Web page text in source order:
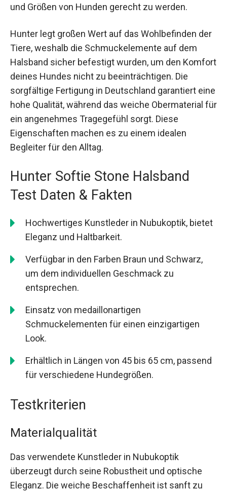
und Größen von Hunden gerecht zu werden.
Hunter legt großen Wert auf das Wohlbefinden der
Tiere, weshalb die Schmuckelemente auf dem
Halsband sicher befestigt wurden, um den Komfort
deines Hundes nicht zu beeinträchtigen. Die
sorgfältige Fertigung in Deutschland garantiert eine
hohe Qualität, während das weiche Obermaterial für
ein angenehmes Tragegefühl sorgt. Diese
Eigenschaften machen es zu einem idealen
Begleiter für den Alltag.
Hunter Softie Stone Halsband
Test Daten & Fakten
Hochwertiges Kunstleder in Nubukoptik, bietet
Eleganz und Haltbarkeit.
Verfügbar in den Farben Braun und Schwarz,
um dem individuellen Geschmack zu
entsprechen.
Einsatz von medaillonartigen
Schmuckelementen für einen einzigartigen
Look.
Erhältlich in Längen von 45 bis 65 cm, passend
für verschiedene Hundegrößen.
Testkriterien
Materialqualität
Das verwendete Kunstleder in Nubukoptik
überzeugt durch seine Robustheit und optische
Eleganz. Die weiche Beschaffenheit ist sanft zu